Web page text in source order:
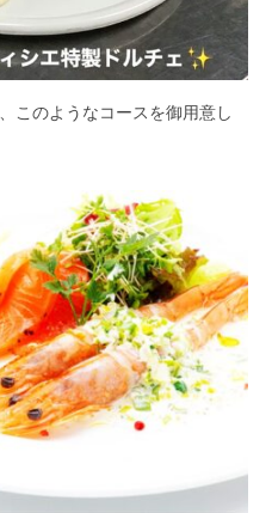
このようなコースを御用意し